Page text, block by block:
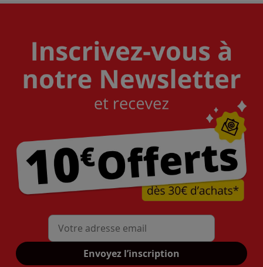
Mon adresse mail
Envoyez l’inscription